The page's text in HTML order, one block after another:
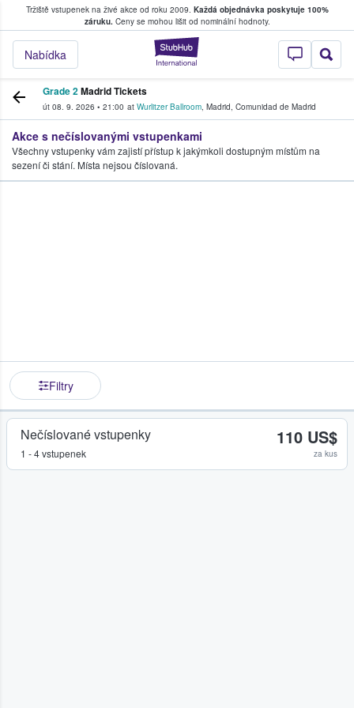
Tržiště vstupenek na živé akce od roku 2009. Každá objednávka poskytuje 100%
záruku.Ceny se mohou lišit od nominální hodnoty.
StubHub –
Nabídka
kde fanoušci kupují a prodávají vstupenky
Grade 2Madrid Tickets
út 08. 9. 2026 • 21:00 at Wurlitzer Ballroom, Madrid, Comunidad de Madrid
Akce s nečíslovanými vstupenkami
Všechny vstupenky vám zajistí přístup k jakýmkoli dostupným místům na
sezení či stání. Místa nejsou číslovaná.
Filtry
Nečíslované vstupenky
1 - 4 vstupenek
110 US$
za kus